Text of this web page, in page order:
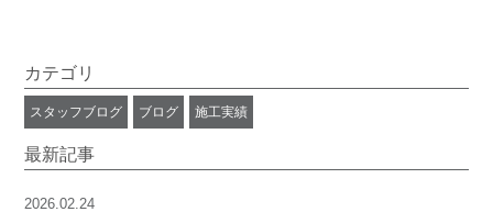
カテゴリ
スタッフブログ ブログ 施工実績
最新記事
2026.02.24